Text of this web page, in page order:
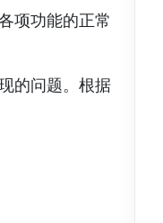
项功能的正常
的问题。根据